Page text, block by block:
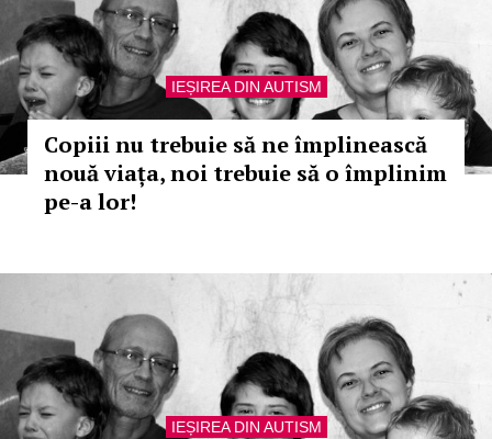
IEȘIREA DIN AUTISM
Copiii nu trebuie să ne împlinească
nouă viața, noi trebuie să o împlinim
pe-a lor!
IEȘIREA DIN AUTISM